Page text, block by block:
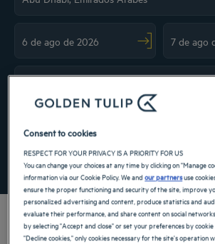
PROCURAR
Consent to cookies
RESPECT FOR YOUR PRIVACY IS A PRIORITY FOR US
You can change your choices at any time by clicking on "Manage
information via our Cookie Policy. We andour partnersuse
ensure the proper functioning and security of the site, improve
personalized advertising and content, produce statistics and
evaluate their performance, and share content on social
by selecting "Accept and close" or set your preferences by
"Decline cookies," only cookies necessary for the site's operation